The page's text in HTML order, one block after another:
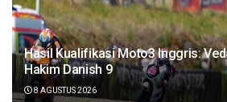
Hasil Kualifikasi Moto3 Inggris:
Hakim Danish 9
8 AGUSTUS 2026